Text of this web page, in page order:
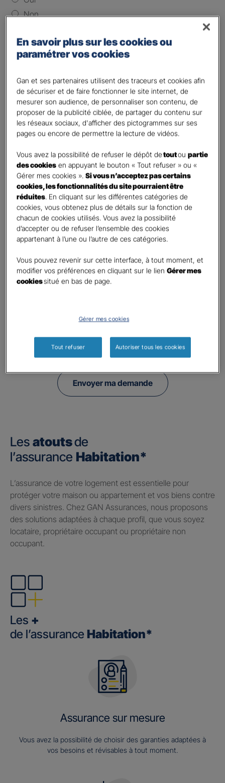
Non
Madame
Contact*
First Last
Téléphone*
United
States
+1
E-mail*
Informations complémentaires (facultatif)
Information données personnelles *
En cochant cette case et en soumettant ce formulaire,
j'accepte que mes données personnelles soient utilisées
Pour connaitre et exercer vos droits, notamment de retrait de votre consentement
Envoyer ma demande
Les atoutsde
l’assurance Habitation*
​L’assurance de votre logement est essentielle pour
protéger votre maison ou appartement et vos biens contre
divers sinistres. Chez GAN Assurances, nous proposons
des solutions adaptées à chaque profil, que vous soyez
locataire, propriétaire occupant ou propriétaire non
occupant.
Les +
de l’assurance Habitation*
Assurance sur mesure
Vous avez la possibilité de choisir des garanties adaptées à
vos besoins et révisables à tout moment.
En savoir plus sur les cookies ou
paramétrer vos cookies
Gan et ses partenaires utilisent des traceurs et cookies afin
de sécuriser et de faire fonctionner le site internet, de
mesurer son audience, de personnaliser son contenu, de
proposer de la publicité ciblée, de partager du contenu sur
les réseaux sociaux, d'afficher des pictogrammes sur ses
pages ou encore de permettre la lecture de vidéos.
Vous avez la possibilité de refuser le dépôt detoutoupartie
des cookies en appuyant le bouton « Tout refuser » ou «
Gérer mes cookies ».Si vous n’acceptez pas certains
cookies, les fonctionnalités du site pourraient être
réduites. En cliquant sur les différentes catégories de
cookies, vous obtenez plus de détails sur la fonction de
chacun de cookies utilisés. Vous avez la possibilité
d’accepter ou de refuser l’ensemble des cookies
appartenant à l’une ou l’autre de ces catégories.
Vous pouvez revenir sur cette interface, à tout moment, et
modifier vos préférences en cliquant sur le lienGérer mes
cookiessitué en bas de page.
Gérer mes cookies
Tout refuser Autoriser tous les cookies